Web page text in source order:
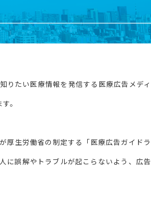
りたい医療情報を発信する医療広告メディ
。
厚生労働省の制定する「医療広告ガイドラ
に誤解やトラブルが起こらないよう、広告